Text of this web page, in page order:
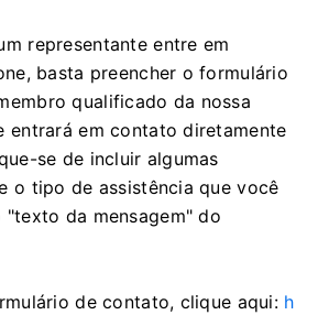
representante entre em
basta preencher o formulário
qualificado da nossa
entrará em contato diretamente
se de incluir algumas
o tipo de assistência que você
"texto da mensagem" do
de contato, clique aqui: h